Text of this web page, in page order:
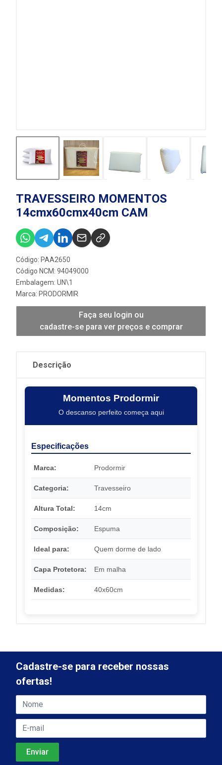
TRAVESSEIRO MOMENTOS
14cmx60cmx40cm CAM
Código: PAA2650
Código NCM: 94049000
Embalagem: UN\1
Marca: PRODORMIR
Faça seu login ou
cadastre-se para ver preços e comprar
Descrição
Momentos Prodormir
O descanso perfeito começa aqui
Especificações
Marca: Prodormir
Categoria: Travesseiro
Altura Total: 14cm
Composição: Espuma
Ideal para: Quem dorme de lado
Capa Protetora: Em malha
Medidas: 40x60cm
Cadastre-se para receber nossas
ofertas!